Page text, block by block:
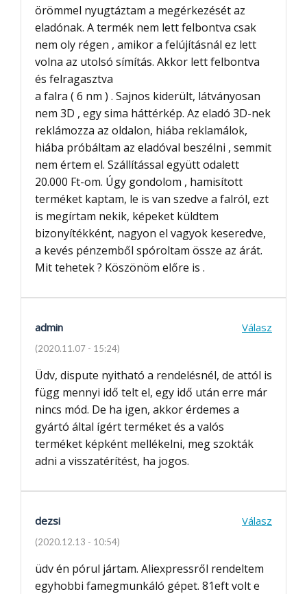
örömmel nyugtáztam a megérkezését az
eladónak. A termék nem lett felbontva csak
nem oly régen , amikor a felújításnál ez lett
volna az utolsó símítás. Akkor lett felbontva
és felragasztva
a falra ( 6 nm ) . Sajnos kiderült, látványosan
nem 3D , egy sima háttérkép. Az eladó 3D-nek
reklámozza az oldalon, hiába reklamálok,
hiába próbáltam az eladóval beszélni , semmit
nem értem el. Szállítással együtt odalett
20.000 Ft-om. Úgy gondolom , hamisított
terméket kaptam, le is van szedve a falról, ezt
is megírtam nekik, képeket küldtem
bizonyítékként, nagyon el vagyok keseredve,
a kevés pénzemből spóroltam össze az árát.
Mit tehetek ? Köszönöm előre is .
admin Válasz
(2020.11.07 - 15:24)
Üdv, dispute nyitható a rendelésnél, de attól is
függ mennyi idő telt el, egy idő után erre már
nincs mód. De ha igen, akkor érdemes a
gyártó által ígért terméket és a valós
terméket képként mellékelni, meg szokták
adni a visszatérítést, ha jogos.
dezsi Válasz
(2020.12.13 - 10:54)
üdv én pórul jártam. Aliexpressről rendeltem
egyhobbi famegmunkáló gépet. 81eft volt e